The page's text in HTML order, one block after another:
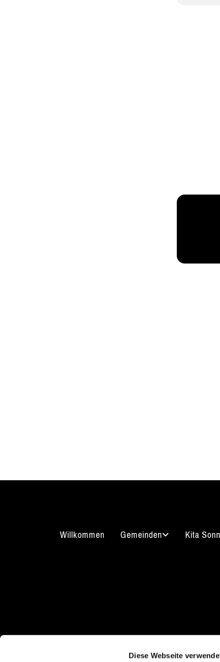
Diese Webseite
Willkommen Gemeinden Kita
08289 Schneeberg